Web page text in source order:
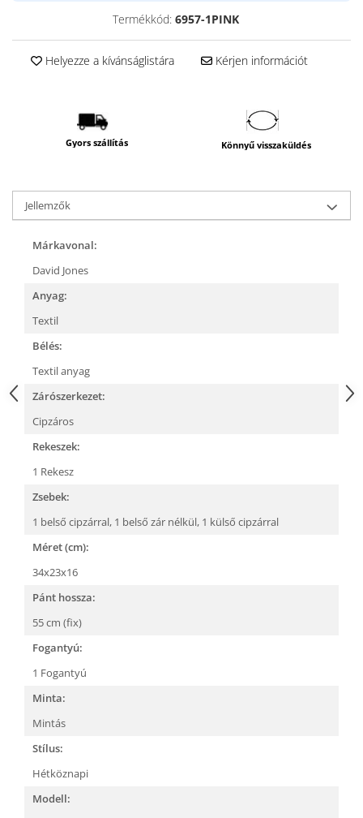
Termékkód: 6957-1PINK
Helyezze a kívánságlistára Kérjen információt
Gyors szállítás Könnyű visszaküldés
Jellemzők
Márkavonal:
David Jones
Anyag:
Textil
Bélés:
Textil anyag
Zárószerkezet:
Cipzáros
Rekeszek:
1 Rekesz
Zsebek:
1 belső cipzárral, 1 belső zár nélkül, 1 külső cipzárral
Méret (cm):
34x23x16
Pánt hossza:
55 cm (fix)
Fogantyú:
1 Fogantyú
Minta:
Mintás
Stílus:
Hétköznapi
Modell: